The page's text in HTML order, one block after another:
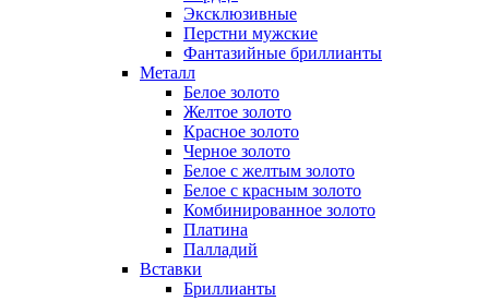
Эксклюзивные
Перстни мужские
Фантазийные бриллианты
Металл
Белое золото
Желтое золото
Красное золото
Черное золото
Белое с желтым золото
Белое с красным золото
Комбинированное золото
Платина
Палладий
Вставки
Бриллианты